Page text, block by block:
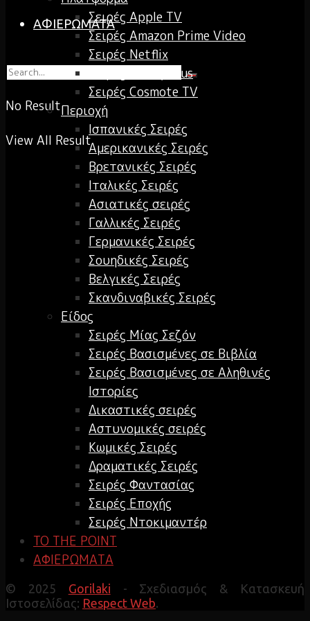
ΑΦΙΕΡΩΜΑΤΑ
No Result
View All Result
Σειρές Apple TV
Σειρές Amazon Prime Video
Σειρές Netflix
Σειρές Disney Plus
Σειρές Cosmote TV
Περιοχή
Ισπανικές Σειρές
Αμερικανικές Σειρές
Βρετανικές Σειρές
Ιταλικές Σειρές
Ασιατικές σειρές
Γαλλικές Σειρές
Γερμανικές Σειρές
Σουηδικές Σειρές
Βελγικές Σειρές
Σκανδιναβικές Σειρές
Είδος
Σειρές Μίας Σεζόν
Σειρές Βασισμένες σε Βιβλία
Σειρές Βασισμένες σε Αληθινές
Ιστορίες
Δικαστικές σειρές
Αστυνομικές σειρές
Κωμικές Σειρές
Δραματικές Σειρές
Σειρές Φαντασίας
Σειρές Εποχής
Σειρές Ντοκιμαντέρ
TO THE POINT
ΑΦΙΕΡΩΜΑΤΑ
© 2025 Gorilaki - Σχεδιασμός & Κατασκευή
Ιστοσελίδας: Respect Web.